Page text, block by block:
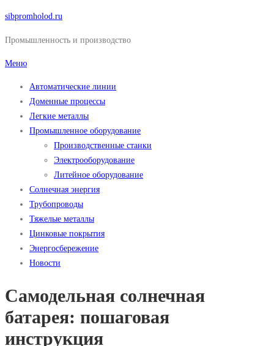
Перейти
содержимому
sibpromholod.ru
Промышленность и производство
Меню
Автоматические линии
Доменные процессы
Легкие металлы
Промышленное оборудование
Производственные станки
Электрооборудование
Литейное оборудование
Солнечная энергия
Трубопроводы
Тяжелые металлы
Цинковые покрытия
Энергосбережение
Новости
Самодельная солнечная
батарея: пошаговая
инструкция